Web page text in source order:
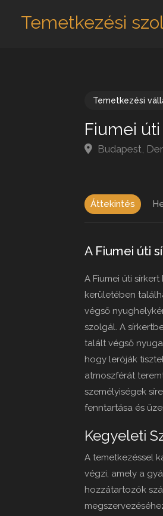
Temetkezési
Temetkezési
Fiumei
Budapest,
Áttekintés
A Fiumei úti
A Fiumei úti
kerületében
végső
szolgál. A
talált végső
hogy leróják
atmoszférát
személyiségek
fenntartása és
Kegyeleti
A temetkezéssel
végzi, amely a
hozzátartozók